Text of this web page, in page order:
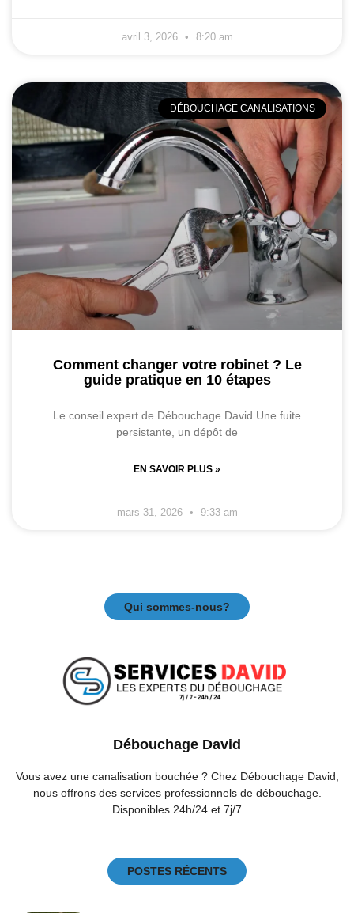
avril 3, 2026 8:20 am
DÉBOUCHAGE CANALISATIONS
Comment changer votre robinet ? Le
guide pratique en 10 étapes
Le conseil expert de Débouchage David Une fuite
persistante, un dépôt de
EN SAVOIR PLUS »
mars 31, 2026 9:33 am
Qui sommes-nous?
Débouchage David
Vous avez une canalisation bouchée ? Chez Débouchage David,
nous offrons des services professionnels de débouchage.
Disponibles 24h/24 et 7j/7
POSTES RÉCENTS